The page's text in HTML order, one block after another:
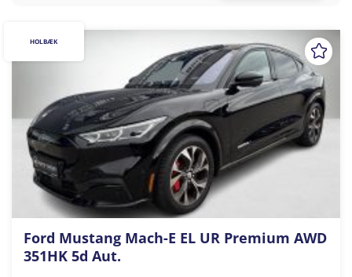
Ford Mustang Mach-E EL UR Premium AWD
351HK 5d Aut.
HOLBÆK